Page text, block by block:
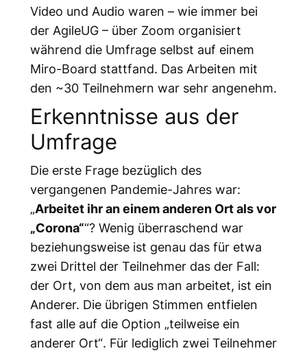
Video und Audio waren – wie immer bei
der AgileUG – über Zoom organisiert
während die Umfrage selbst auf einem
Miro-Board stattfand. Das Arbeiten mit
den ~30 Teilnehmern war sehr angenehm.
Erkenntnisse aus der
Umfrage
Die erste Frage bezüglich des
vergangenen Pandemie-Jahres war:
„Arbeitet ihr an einem anderen Ort als vor
„Corona““? Wenig überraschend war
beziehungsweise ist genau das für etwa
zwei Drittel der Teilnehmer das der Fall:
der Ort, von dem aus man arbeitet, ist ein
Anderer. Die übrigen Stimmen entfielen
fast alle auf die Option „teilweise ein
anderer Ort“. Für lediglich zwei Teilnehmer